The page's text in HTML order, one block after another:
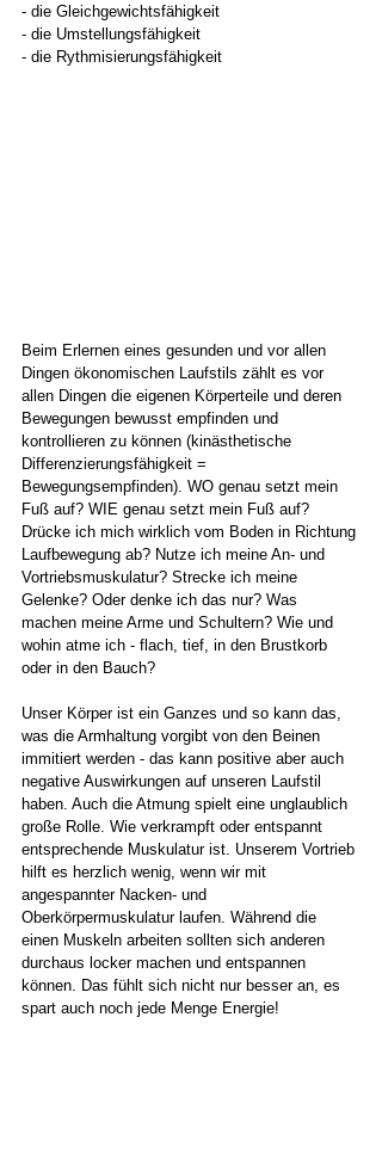
- die Gleichgewichtsfähigkeit
- die Umstellungsfähigkeit
- die Rythmisierungsfähigkeit
Beim Erlernen eines gesunden und vor allen
Dingen ökonomischen Laufstils zählt es vor
allen Dingen die eigenen Körperteile und deren
Bewegungen bewusst empfinden und
kontrollieren zu können (kinästhetische
Differenzierungsfähigkeit =
Bewegungsempfinden). WO genau setzt mein
Fuß auf? WIE genau setzt mein Fuß auf?
Drücke ich mich wirklich vom Boden in Richtung
Laufbewegung ab? Nutze ich meine An- und
Vortriebsmuskulatur? Strecke ich meine
Gelenke? Oder denke ich das nur? Was
machen meine Arme und Schultern? Wie und
wohin atme ich - flach, tief, in den Brustkorb
oder in den Bauch?
Unser Körper ist ein Ganzes und so kann das,
was die Armhaltung vorgibt von den Beinen
immitiert werden - das kann positive aber auch
negative Auswirkungen auf unseren Laufstil
haben. Auch die Atmung spielt eine unglaublich
große Rolle. Wie verkrampft oder entspannt
entsprechende Muskulatur ist. Unserem Vortrieb
hilft es herzlich wenig, wenn wir mit
angespannter Nacken- und
Oberkörpermuskulatur laufen. Während die
einen Muskeln arbeiten sollten sich anderen
durchaus locker machen und entspannen
können. Das fühlt sich nicht nur besser an, es
spart auch noch jede Menge Energie!